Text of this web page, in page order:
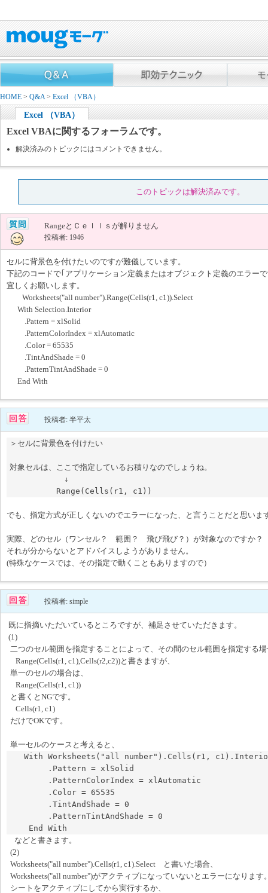
HOME > Q&A> Excel （VBA）
Excel （VBA）
Excel VBAに関するフォーラムです。
解決済みのトピックにはコメントできません。
このトピックは解決済みです。
RangeとＣｅｌｌｓが解りません
投稿者: 1946
セルに背景色を付けたいのですが難儀しています。
下記のコードで｢アプリケーション定義またはオブジェクト定義のエラー
宜しくお願いします。
Worksheets("all number").Range(Cells(r1, c1)).Select
With Selection.Interior
.Pattern = xlSolid
.PatternColorIndex = xlAutomatic
.Color = 65535
.TintAndShade = 0
.PatternTintAndShade = 0
End With
投稿者: 半平太
＞セルに背景色を付けたい
対象セルは、ここで指定しているお積りなのでしょうね。
↓
Range(Cells(r1, c1))
でも、指定方式が正しくないのでエラーになった、と言うことだと思いま
実際、どのセル（ワンセル？ 範囲？ 飛び飛び？）が対象なのですか？
それが分からないとアドバイスしようがありません。
(特殊なケースでは、その指定で動くこともありますので）
投稿者: simple
既に指摘いただいているところですが、補足させていただきます。
(1)
二つのセル範囲を指定することによって、その間のセル範囲を指定する
Range(Cells(r1, c1),Cells(r2,c2))と書きますが、
単一のセルの場合は、
Range(Cells(r1, c1))
と書くとNGです。
Cells(r1, c1)
だけでOKです。
単一セルのケースと考えると、
    End With
などと書きます。
(2)
Worksheets("all number").Cells(r1, c1).Select と書いた場合、
Worksheets("all number")がアクティブになっていないとエラーになります
シートをアクティブにしてから実行するか、